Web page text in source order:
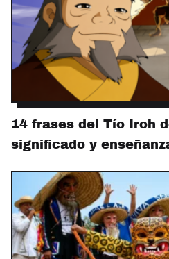
14 frases del Tío Iroh
significado y